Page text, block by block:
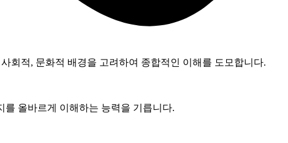
회적, 문화적 배경을 고려하여 종합적인 이해를 도모합니다.
올바르게 이해하는 능력을 기릅니다.